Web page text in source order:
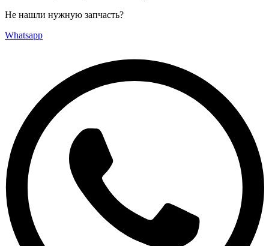
Не нашли нужную запчасть?
Whatsapp